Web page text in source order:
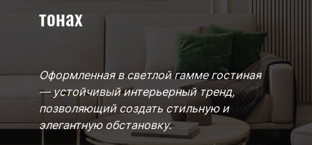
тонах
Оформленная в светлой гамме гостиная
— устойчивый интерьерный тренд,
позволяющий создать стильную и
элегантную обстановку.